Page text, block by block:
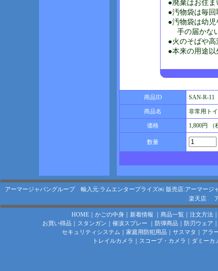
●廃棄はお住
●汚物袋は毎
●汚物袋は幼
手の届かな
●火のそばや
●本来の用途
商品ID SAN-R-11
商品名 非常用ト
価格 1,800円 （
数量
アーマージャパングループ 輸入元:ラムエンタープライズ㈱ 販売店:アーマージ
楽天店
HOME｜ かごの中身｜ 新着情報 商品一覧｜ 注文方法
お買い得品
スタンガン 催涙スプレー 防弾商品 防刃ウェア
セキュリティシステム
家庭用防犯用品 サスマタ
アラ
トレイルカメラ
スコープ・カメラ ダミーカ